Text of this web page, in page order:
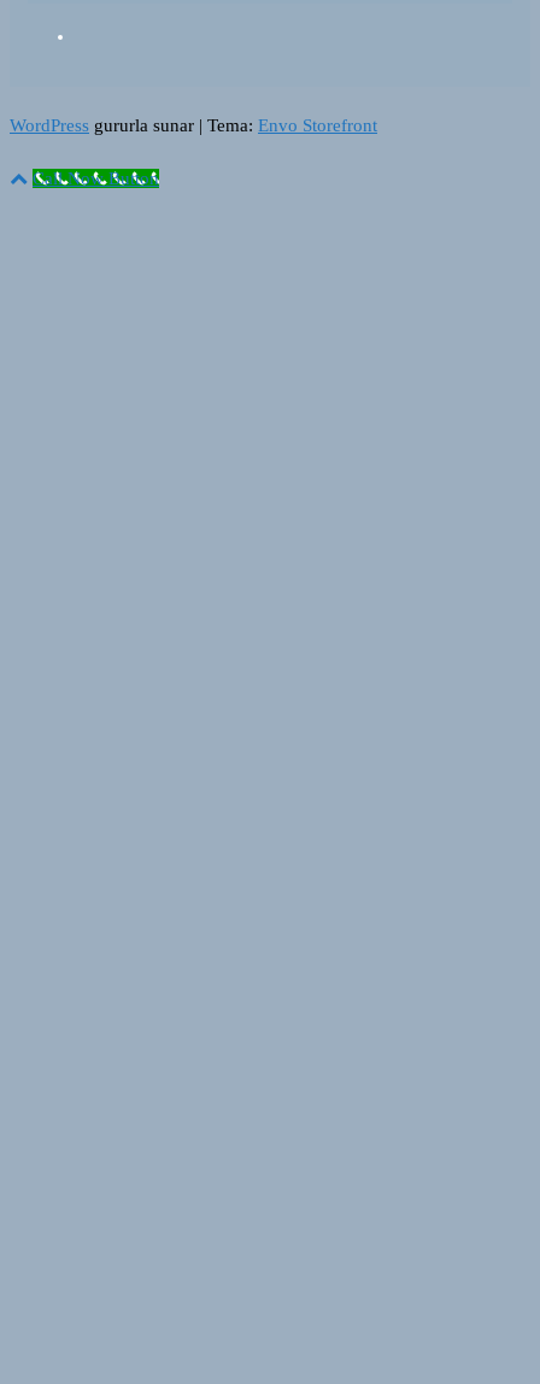
WordPress gururla sunar | Tema: Envo Storefront
Call Now Button